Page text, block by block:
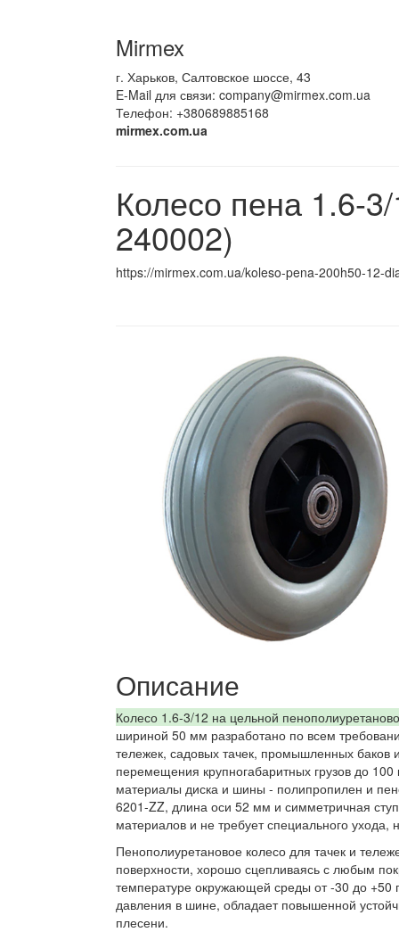
Mirmex
г. Харьков, Салтовское шоссе, 43
E-Mail для связи: company@mirmex.com.ua
Телефон: +380689885168
mirmex.com.ua
Колесо пена 1.6-
240002)
https://mirmex.com.ua/koleso-pena-200h50-12-
Описание
Колесо 1.6-3/12 на цельной
шириной 50 мм разработано по всем
тележек, садовых тачек, промышленных баков
перемещения крупногабаритных грузов до
материалы диска и шины - полипропилен и
6201-ZZ, длина оси 52 мм и симметричная
материалов и не требует специального
Пенополиуретановое колесо для тачек и
поверхности, хорошо сцепливаясь с любым
температуре окружающей среды от -30 до +50
давления в шине, обладает повышенной
плесени.